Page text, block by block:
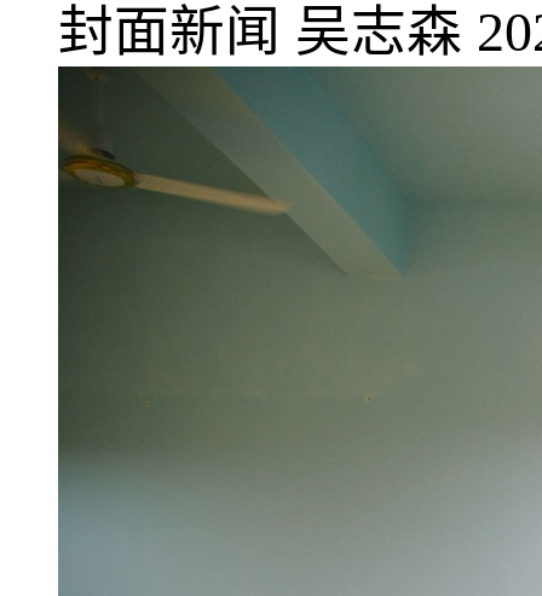
封面新闻 吴志森